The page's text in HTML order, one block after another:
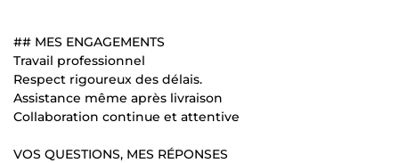
## MES ENGAGEMENTS
Travail professionnel
Respect rigoureux des délais.
Assistance même après livraison
Collaboration continue et attentive
VOS QUESTIONS, MES RÉPONSES